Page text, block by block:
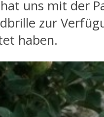
hat uns mit der
zur
haben.